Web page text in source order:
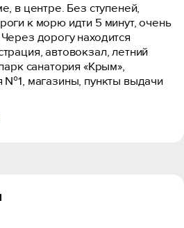
в центре. Без ступеней,
к морю идти 5 минут, очень
дорогу находится
автовокзал, летний
санатория «Крым»,
№1, магазины, пункты выдачи
для отдыха имеется,
Медведь гору.